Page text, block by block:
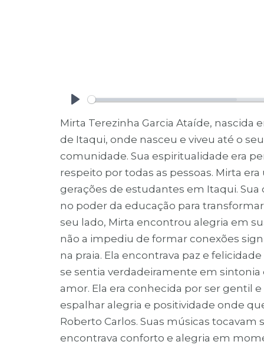
Mirta Terezinha Garcia Ataíde, nascida
de Itaqui, onde nasceu e viveu até o
comunidade. Sua espiritualidade era
respeito por todas as pessoas. Mirta
gerações de estudantes em Itaqui. Sua
no poder da educação para
seu lado, Mirta encontrou alegria em
não a impediu de formar conexões
na praia. Ela encontrava paz e
se sentia verdadeiramente em
amor. Ela era conhecida por ser gentil
espalhar alegria e positividade onde
Roberto Carlos. Suas músicas
encontrava conforto e alegria em